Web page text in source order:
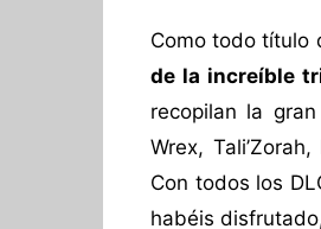
Como todo título
de la increíble
recopilan la
Wrex,
Con todos los
habéis